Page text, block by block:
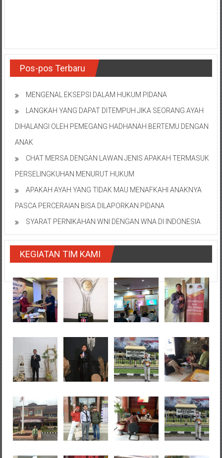
Pos-pos Terbaru
MENGENAL EKSEPSI DALAM HUKUM PIDANA
LANGKAH YANG DAPAT DITEMPUH JIKA SEORANG AYAH
DIHALANGI OLEH PEMEGANG HADHANAH BERTEMU DENGAN
ANAK
CHAT MERSA DENGAN LAWAN JENIS APAKAH TERMASUK
PERSELINGKUHAN MENURUT HUKUM
APAKAH AYAH YANG TIDAK MAU MENAFKAHI ANAKNYA
PASCA PERCERAIAN BISA DILAPORKAN PIDANA
SYARAT PERNIKAHAN WNI DENGAN WNA DI INDONESIA
KEGIATAN TIM KAMI